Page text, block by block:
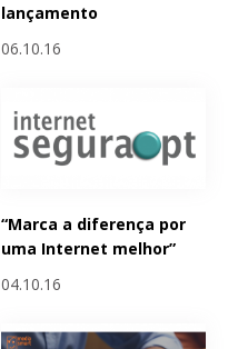
lançamento
06.10.16
“Marca a diferença por
uma Internet melhor”
04.10.16